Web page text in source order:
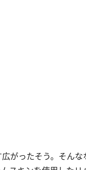
がったそう。そんな